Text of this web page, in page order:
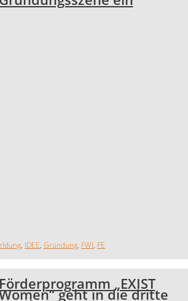
, IDEE, Gründung, FWI, FE
Förderprogramm „EXIST
geht in die dritte